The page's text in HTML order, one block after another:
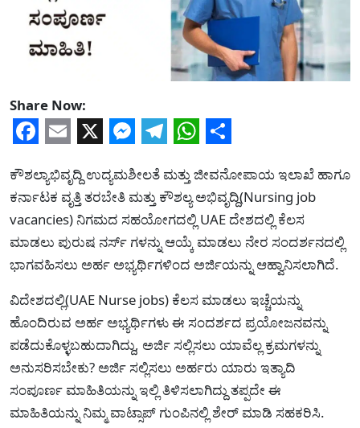
Share Now:
Facebook
Email
X Messenger
Telegram
WhatsApp
Share
ಕೌಶಲ್ಯಾಭಿವೃದ್ದಿ ಉದ್ಯಮಶೀಲತೆ ಮತ್ತು ಜೀವನೋಪಾಯ ಇಲಾಖೆ ಹಾಗೂ
ಕರ್ನಾಟಕ ವೃತ್ತಿ ತರಬೇತಿ ಮತ್ತು ಕೌಶಲ್ಯ ಅಭಿವೃದ್ದಿ(Nursing job
vacancies) ನಿಗಮದ ಸಹಯೋಗದಲ್ಲಿ UAE ದೇಶದಲ್ಲಿ ಕೆಲಸ
ಮಾಡಲು ಪುರುಷ ನರ್ಸ್ ಗಳನ್ನು ಆಯ್ಕೆ ಮಾಡಲು ನೇರ ಸಂದರ್ಶನದಲ್ಲಿ
ಭಾಗವಹಿಸಲು ಅರ್ಹ ಅಭ್ಯರ್ಥಿಗಳಿಂದ ಅರ್ಜಿಯನ್ನು ಆಹ್ವಾನಿಸಲಾಗಿದೆ.
ವಿದೇಶದಲ್ಲಿ(UAE Nurse jobs) ಕೆಲಸ ಮಾಡಲು ಇಚ್ಚೆಯನ್ನು
ಹೊಂದಿರುವ ಅರ್ಹ ಅಭ್ಯರ್ಥಿಗಳು ಈ ಸಂದರ್ಶದ ಪ್ರಯೋಜನವನ್ನು
ಪಡೆದುಕೊಳ್ಳಬಹುದಾಗಿದ್ದು, ಅರ್ಜಿ ಸಲ್ಲಿಸಲು ಯಾವೆಲ್ಲ ಕ್ರಮಗಳನ್ನು
ಅನುಸರಿಸಬೇಕು? ಅರ್ಜಿ ಸಲ್ಲಿಸಲು ಅರ್ಹರು ಯಾರು ಇತ್ಯಾದಿ
ಸಂಪೂರ್ಣ ಮಾಹಿತಿಯನ್ನು ಇಲ್ಲಿ ತಿಳಿಸಲಾಗಿದ್ದು ತಪ್ಪದೇ ಈ
ಮಾಹಿತಿಯನ್ನು ನಿಮ್ಮ ವಾಟ್ಸಾಪ್ ಗುಂಪಿನಲ್ಲಿ ಶೇರ್ ಮಾಡಿ ಸಹಕರಿಸಿ.